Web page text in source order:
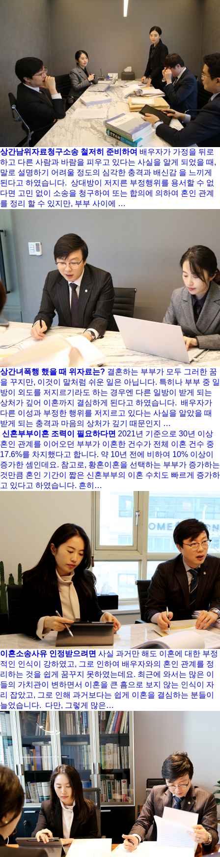
상간남위자료청구소송 철저히 준비하여 배우자가 가정을 뒤로
하고 다른 사람과 바람을 피우고 있다는 사실을 알게 되었을 때,
말로 설명하기 어려울 정도의 심각한 충격과 배신감 을 느끼게
된다고 하였습니다. ​ 상대방이 저지른 부정행위를 용서할 수 없
다면 고민 없이 소송을 청구하여 또는 합의에 의하여 혼인 관계
를 정리 할 수 있지만, 부부 사이에 …
상간녀폭행 했을 때 위자료는? 결혼하는 부부가 모두 그러한 꿈
을 꾸지만, 이것이 말처럼 쉬운 일은 아닙니다. 특히나 부부 중 일
방이 외도를 저지르기라도 하는 경우엔 다른 일방이 받게 되는
상처가 깊어 이혼까지 결심하게 된다고 하였습니다. ​ 배우자가
다른 이성과 부정한 행위를 저지르고 있다는 사실을 알았을 때
받게 되는 충격과 마음의 상처가 깊기 때문인지 …
신혼부부이혼 조력이 필요하다면 2021년 기준으로 30년 이상
혼인 관계를 이어오던 부부가 이혼한 건수가 전체 이혼 건수 중
17.6%를 차지했다고 합니다. 약 10년 전에 비하여 10% 이상이
증가한 셈인데요. 참고로, 황혼이혼을 선택하는 부부가 증가하는
것만큼 혼인 기간이 짧은 신혼부부의 이혼 수치도 빠르게 증가하
고 있다고 하였습니다. 흔히…
이혼소송사유 인정받으려면 사실 과거만 해도 이혼에 대한 부정
적인 인식이 강하였고, 그로 인하여 배우자와의 혼인 관계를 정
리하는 것을 쉽게 꿈꾸지 못하였는데요. 최근에 와서는 많은 이
들의 가치관이 변하면서 이혼을 큰 흠으로 보지 않는 인식이 자
리 잡았고, 그로 인해 과거보다는 쉽게 이혼을 결심하는 분들이
늘었습니다. ​ 다만, 그렇게 많은…